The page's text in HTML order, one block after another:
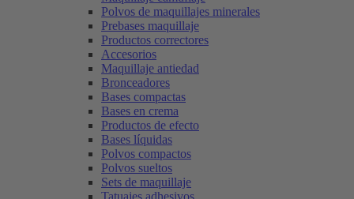
Polvos de maquillajes minerales
Prebases maquillaje
Productos correctores
Accesorios
Maquillaje antiedad
Bronceadores
Bases compactas
Bases en crema
Productos de efecto
Bases líquidas
Polvos compactos
Polvos sueltos
Sets de maquillaje
Tatuajes adhesivos